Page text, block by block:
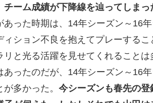
チーム成績が下降線を辿ってしまっ
あった時期は、14年シーズン～16
ィション不良を抱えてプレーする
リと光る活躍を見せてくれること
あったのだが、14年シーズン～16
が多かった。 今シーズンも春先の